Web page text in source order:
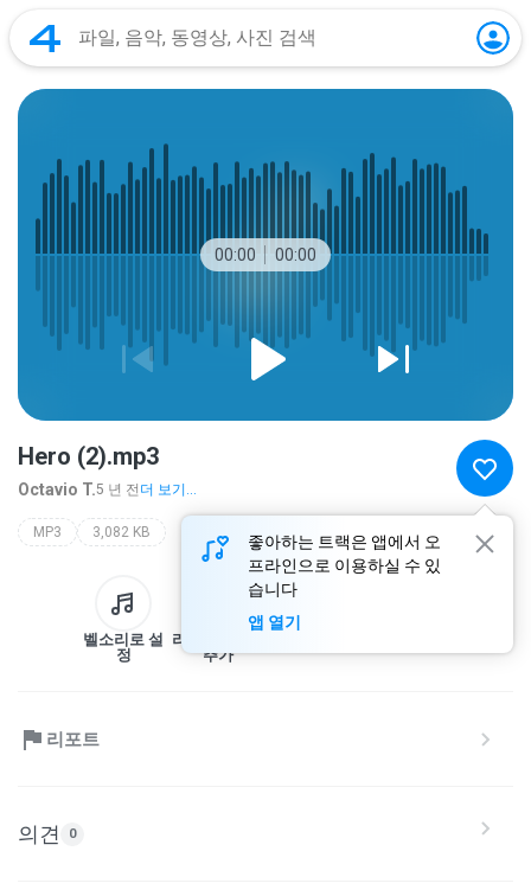
00:00 00:00
좋아하는 트랙은 앱에서 오
프라인으로 이용하실 수 있
습니다
앱 열기
Hero (2).mp3
Octavio T.5 년 전 더 보기...
MP3 3,082 KB
벨소리로 설
정
라이브러리에
추가
리포트
의견 0